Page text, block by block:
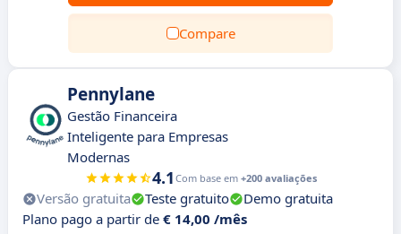
Compare
Pennylane
Gestão Financeira
Inteligente para Empresas
Modernas
4.1 Com base em +200 avaliações
Versão gratuita Teste gratuito
Demo gratuita
Plano pago a partir de € 14,00 /mês